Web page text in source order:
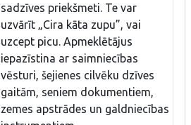
sadzīves priekšmeti. Te var
uzvārīt „Cira kāta zupu”, vai
uzcept picu. Apmeklētājus
iepazīstina ar saimniecības
vēsturi, šejienes cilvēku dzīves
gaitām, seniem dokumentiem,
zemes apstrādes un galdniecības